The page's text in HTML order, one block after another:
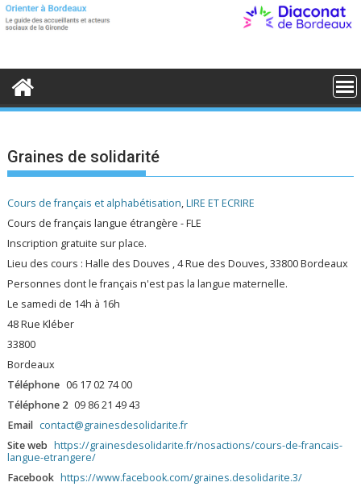
S
t
o
Graines de solidarité
Cours de français et alphabétisation,LIRE ET ECRIRE
Cours de français langue étrangère - FLE
Inscription gratuite sur place.
Lieu des cours : Halle des Douves , 4 Rue des Douves, 33800 Bordeaux
Personnes dont le français n'est pas la langue maternelle.
Le samedi de 14h à 16h
48 Rue Kléber
33800
Bordeaux
Téléphone 06 17 02 74 00
Téléphone 2 09 86 21 49 43
Email contact@grainesdesolidarite.fr
Site web https://grainesdesolidarite.fr/nosactions/cours-de-francais-
langue-etrangere/
Facebook https://www.facebook.com/graines.desolidarite.3/